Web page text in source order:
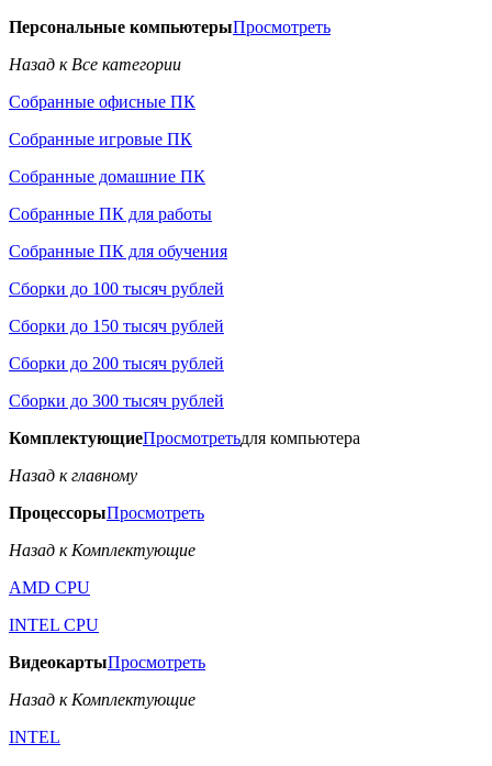
Персональные компьютерыПросмотреть
Назад к Все категории
Собранные офисные ПК
Собранные игровые ПК
Собранные домашние ПК
Собранные ПК для работы
Собранные ПК для обучения
Сборки до 100 тысяч рублей
Сборки до 150 тысяч рублей
Сборки до 200 тысяч рублей
Сборки до 300 тысяч рублей
КомплектующиеПросмотретьдля компьютера
Назад к главному
ПроцессорыПросмотреть
Назад к Комплектующие
AMD CPU
INTEL CPU
ВидеокартыПросмотреть
Назад к Комплектующие
INTEL